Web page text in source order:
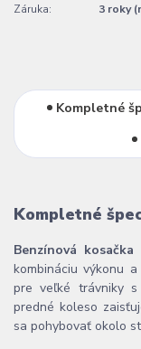
Záruka: 3 roky
Kompletné
Kompletné
Benzínová
kombináciu výkonu
pre veľké trávniky s
predné koleso
sa pohybovať okolo